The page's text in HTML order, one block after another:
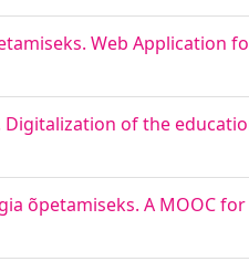
Web Application
of the
õpetamiseks. A MOOC for